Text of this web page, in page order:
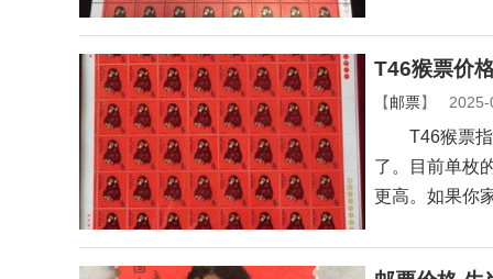
T46猴票价
【邮票】
T46猴票指
了。目前单枚
更高。如果你